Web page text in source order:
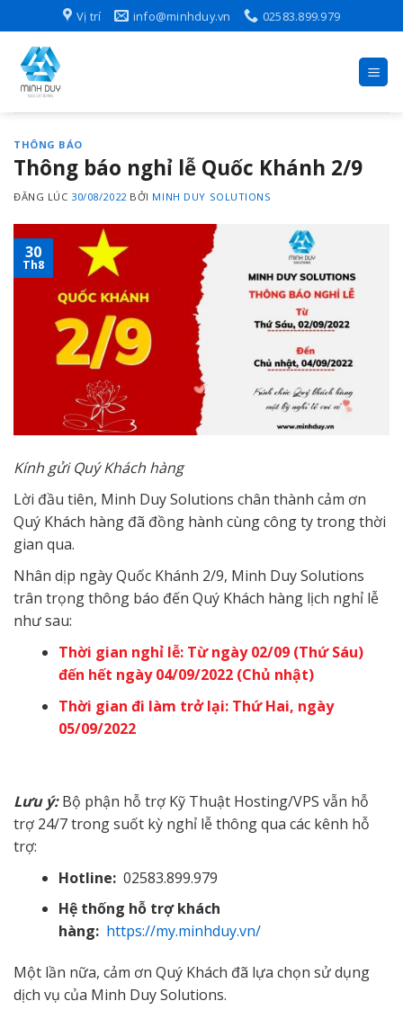
to
content
Vị trí info@minhduy.vn 02583.899.979
THÔNG BÁO
Thông báo nghỉ lễ Quốc Khánh 2/9
ĐĂNG LÚC 30/08/2022 BỞI MINH DUY SOLUTIONS
30
Th8
Kính gửi Quý Khách hàng
Lời đầu tiên, Minh Duy Solutions chân thành cảm ơn
Quý Khách hàng đã đồng hành cùng công ty trong thời
gian qua.
Nhân dịp ngày Quốc Khánh 2/9, Minh Duy Solutions
trân trọng thông báo đến Quý Khách hàng lịch nghỉ lễ
như sau:
Thời gian nghỉ lễ: Từ ngày 02/09 (Thứ Sáu)
đến hết ngày 04/09/2022 (Chủ nhật)
Thời gian đi làm trở lại: Thứ Hai, ngày
05/09/2022
Lưu ý:Bộ phận hỗ trợ Kỹ Thuật Hosting/VPS vẫn hỗ
trợ 24/7 trong suốt kỳ nghỉ lễ thông qua các kênh hỗ
trợ:
Hotline: 02583.899.979
Hệ thống hỗ trợ khách
hàng: https://my.minhduy.vn/
Một lần nữa, cảm ơn Quý Khách đã lựa chọn sử dụng
dịch vụ của Minh Duy Solutions.